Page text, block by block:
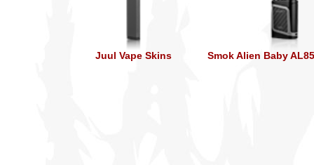
Juul Vape Skins Smok Alien Baby